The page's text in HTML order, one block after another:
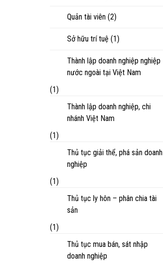
Quản tài viên (2)
Sở hữu trí tuệ (1)
Thành lập doanh nghiệp nghiệp
nước ngoài tại Việt Nam
(1)
Thành lập doanh nghiệp, chi
nhánh Việt Nam
(1)
Thủ tục giải thể, phá sản doanh
nghiệp
(1)
Thủ tục ly hôn – phân chia tài
sản
(1)
Thủ tục mua bán, sát nhập
doanh nghiệp